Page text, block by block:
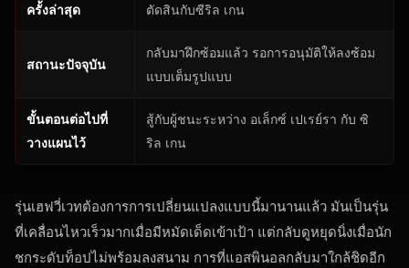
ครั้งล่าสุด
ตัดสินกับซีริล เกน
สถานะปัจจุบัน
กลับมาฝึกซ้อมแล้ว รอการอนุมัติให้ลงซ้อม
แบบเต็มรูปแบบ
ขั้นตอนต่อไปที่
วางแผนไว้
สู้กับผู้ชนะระหว่าง อเล็กซ์ เปเรย์รา กับ ซิ
ริล เกน
รุ่นเฮฟวี่เวทต้องการการเปลี่ยนแปลงแบบนี้มานานแล้ว มันเป็นรุ่น
ที่เคลื่อนไหวเร็วมากเมื่อมีหมัดเด็ดเข้าเป้า แต่กลับดูหยุดนิ่งเมื่อนัก
ชกระดับท็อปไม่พร้อมลงสนาม การที่แอสพินอลกลับมาใกล้ชิดอีก